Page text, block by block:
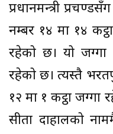
प्रधानमन्त्री
नम्बर १४ मा १४
रहेको छ। यो जग्गा
रहेको छ। त्यस्तै
१२ मा १ कट्ठा
सीता दाहालको